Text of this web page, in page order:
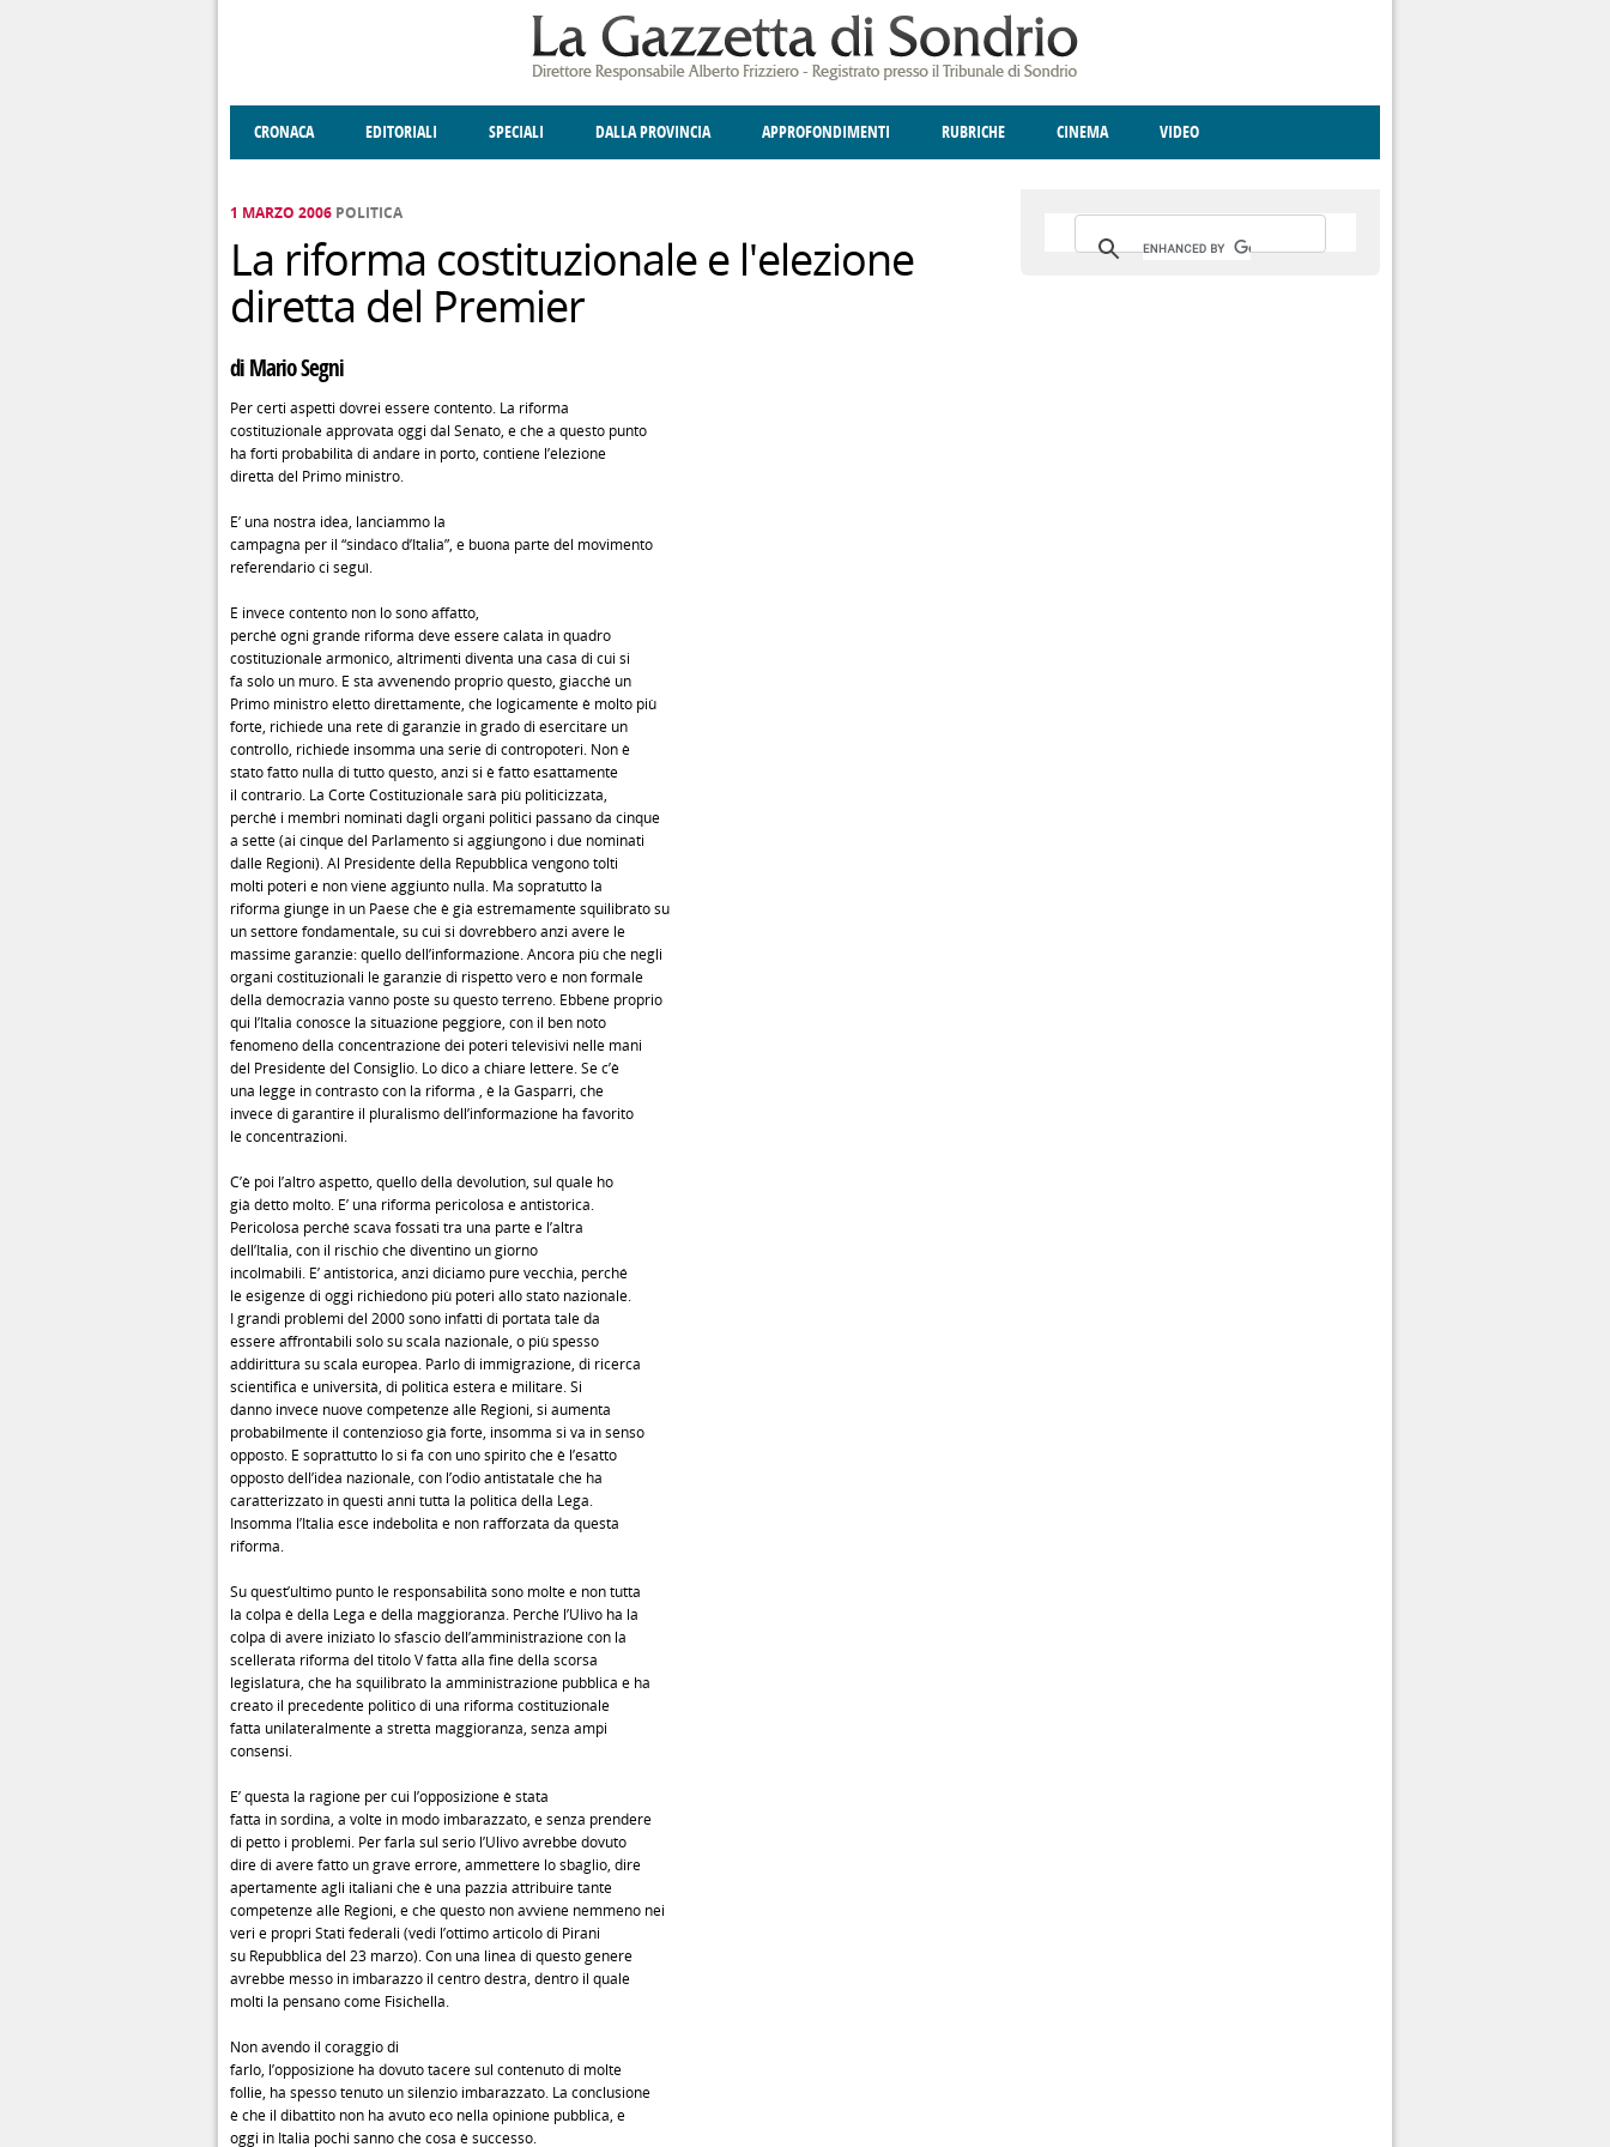
CRONACA EDITORIALI SPECIALI DALLA PROVINCIA APPROFONDIMENTI RUBRICHE CINEMA VIDEO
1 MARZO 2006 POLITICA
La riforma costituzionale e l'elezione
diretta del Premier
di Mario Segni
Per certi aspetti dovrei essere contento. La riforma
costituzionale approvata oggi dal Senato, e che a questo punto
ha forti probabilità di andare in porto, contiene l’elezione
diretta del Primo ministro.
E’ una nostra idea, lanciammo la
campagna per il “sindaco d’Italia”, e buona parte del movimento
referendario ci seguì.
E invece contento non lo sono affatto,
perché ogni grande riforma deve essere calata in quadro
costituzionale armonico, altrimenti diventa una casa di cui si
fa solo un muro. E sta avvenendo proprio questo, giacché un
Primo ministro eletto direttamente, che logicamente è molto più
forte, richiede una rete di garanzie in grado di esercitare un
controllo, richiede insomma una serie di contropoteri. Non è
stato fatto nulla di tutto questo, anzi si è fatto esattamente
il contrario. La Corte Costituzionale sarà più politicizzata,
perché i membri nominati dagli organi politici passano da cinque
a sette (ai cinque del Parlamento si aggiungono i due nominati
dalle Regioni). Al Presidente della Repubblica vengono tolti
molti poteri e non viene aggiunto nulla. Ma sopratutto la
riforma giunge in un Paese che è già estremamente squilibrato su
un settore fondamentale, su cui si dovrebbero anzi avere le
massime garanzie: quello dell’informazione. Ancora più che negli
organi costituzionali le garanzie di rispetto vero e non formale
della democrazia vanno poste su questo terreno. Ebbene proprio
qui l’Italia conosce la situazione peggiore, con il ben noto
fenomeno della concentrazione dei poteri televisivi nelle mani
del Presidente del Consiglio. Lo dico a chiare lettere. Se c’è
una legge in contrasto con la riforma , è la Gasparri, che
invece di garantire il pluralismo dell’informazione ha favorito
le concentrazioni.
C’è poi l’altro aspetto, quello della devolution, sul quale ho
già detto molto. E’ una riforma pericolosa e antistorica.
Pericolosa perché scava fossati tra una parte e l’altra
dell’Italia, con il rischio che diventino un giorno
incolmabili. E’ antistorica, anzi diciamo pure vecchia, perché
le esigenze di oggi richiedono più poteri allo stato nazionale.
I grandi problemi del 2000 sono infatti di portata tale da
essere affrontabili solo su scala nazionale, o più spesso
addirittura su scala europea. Parlo di immigrazione, di ricerca
scientifica e università, di politica estera e militare. Si
danno invece nuove competenze alle Regioni, si aumenta
probabilmente il contenzioso già forte, insomma si va in senso
opposto. E soprattutto lo si fa con uno spirito che è l’esatto
opposto dell’idea nazionale, con l’odio antistatale che ha
caratterizzato in questi anni tutta la politica della Lega.
Insomma l’Italia esce indebolita e non rafforzata da questa
riforma.
Su quest’ultimo punto le responsabilità sono molte e non tutta
la colpa è della Lega e della maggioranza. Perché l’Ulivo ha la
colpa di avere iniziato lo sfascio dell’amministrazione con la
scellerata riforma del titolo V fatta alla fine della scorsa
legislatura, che ha squilibrato la amministrazione pubblica e ha
creato il precedente politico di una riforma costituzionale
fatta unilateralmente a stretta maggioranza, senza ampi
consensi.
E’ questa la ragione per cui l’opposizione è stata
fatta in sordina, a volte in modo imbarazzato, e senza prendere
di petto i problemi. Per farla sul serio l’Ulivo avrebbe dovuto
dire di avere fatto un grave errore, ammettere lo sbaglio, dire
apertamente agli italiani che è una pazzia attribuire tante
competenze alle Regioni, e che questo non avviene nemmeno nei
veri e propri Stati federali (vedi l’ottimo articolo di Pirani
su Repubblica del 23 marzo). Con una linea di questo genere
avrebbe messo in imbarazzo il centro destra, dentro il quale
molti la pensano come Fisichella.
Non avendo il coraggio di
farlo, l’opposizione ha dovuto tacere sul contenuto di molte
follie, ha spesso tenuto un silenzio imbarazzato. La conclusione
è che il dibattito non ha avuto eco nella opinione pubblica, e
oggi in Italia pochi sanno che cosa è successo.